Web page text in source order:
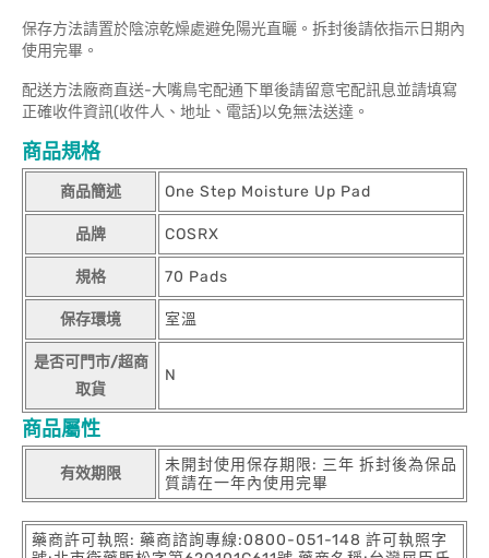
保存方法請置於陰涼乾燥處避免陽光直曬。拆封後請依指示日期內
使用完畢。
配送方法廠商直送-大嘴鳥宅配通下單後請留意宅配訊息並請填寫
正確收件資訊(收件人、地址、電話)以免無法送達。
商品規格
商品簡述 One Step Moisture Up Pad
品牌 COSRX
規格 70 Pads
保存環境 室溫
是否可門市/超商
取貨
N
商品屬性
有效期限
未開封使用保存期限: 三年 拆封後為保品
質請在一年內使用完畢
藥商許可執照: 藥商諮詢專線:0800-051-148 許可執照字